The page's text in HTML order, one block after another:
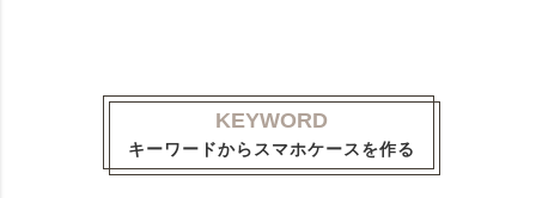
KEYWORD
キーワードからスマホケースを作る